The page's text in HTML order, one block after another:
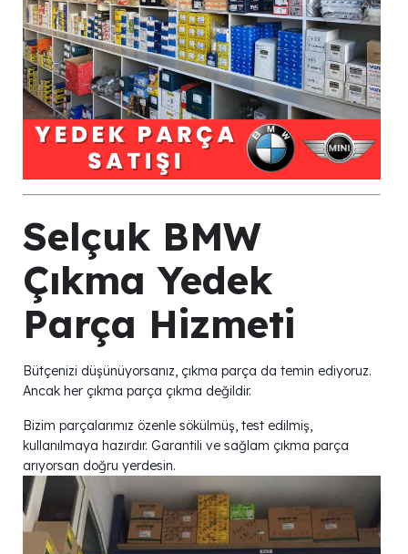
Selçuk BMW
Çıkma Yedek
Parça Hizmeti
Bütçenizi düşünüyorsanız, çıkma parça da temin ediyoruz.
Ancak her çıkma parça çıkma değildir.
Bizim parçalarımız özenle sökülmüş, test edilmiş,
kullanılmaya hazırdır. Garantili ve sağlam çıkma parça
arıyorsan doğru yerdesin.